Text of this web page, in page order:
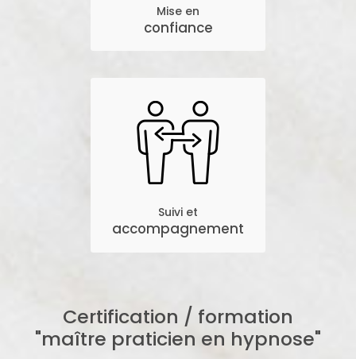
Mise en
confiance
Suivi et
accompagnement
Certification / formation
"maître praticien en hypnose"